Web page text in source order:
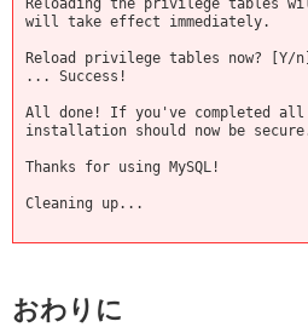
will take effect immediately.
Reload privilege tables now? [Y/
... Success!
All done! If you've completed all
installation should now be
Thanks for using MySQL!
Cleaning up...
おわりに